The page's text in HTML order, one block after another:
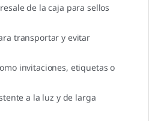
de la caja para sellos
transportar y evitar
invitaciones, etiquetas o
a la luz y de larga